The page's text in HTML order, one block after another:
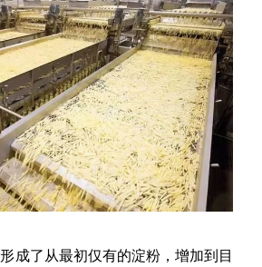
成了从最初仅有的淀粉，增加到目